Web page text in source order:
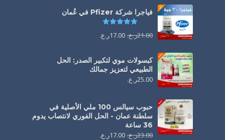
فياجرا شركة Pfizer في عُمان
21.00ر.ع. 17.00ر.ع.
كبسولات موي لتكبير الصدر: الحل
الطبيعي لتعزيز جمالك
25.00ر.ع.
حبوب سيالس 100 ملي الأصلية في
سلطنة عمان - الحل الفوري لانتصاب يدوم
36 ساعة
23.00ر.ع. 17.00ر.ع.